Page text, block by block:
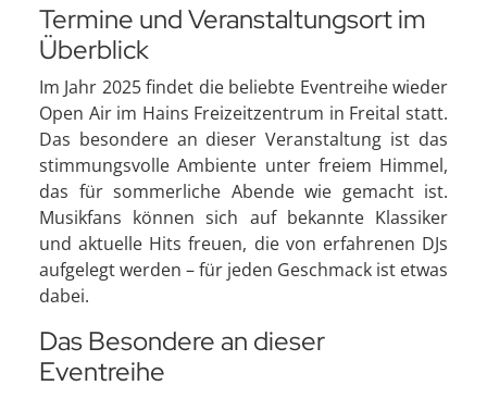
Termine und Veranstaltungsort im
Überblick
Im Jahr 2025 findet die beliebte Eventreihe wieder
Open Air im Hains Freizeitzentrum in Freital statt.
Das besondere an dieser Veranstaltung ist das
stimmungsvolle Ambiente unter freiem Himmel,
das für sommerliche Abende wie gemacht ist.
Musikfans können sich auf bekannte Klassiker
und aktuelle Hits freuen, die von erfahrenen DJs
aufgelegt werden – für jeden Geschmack ist etwas
dabei.
Das Besondere an dieser
Eventreihe